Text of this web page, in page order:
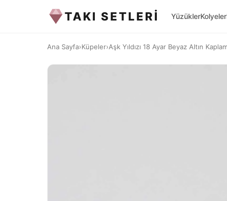
TAKI SETLERİ YüzüklerKolyeler
Ana Sayfa›Küpeler›Aşk Yıldızı 18 Ayar Beyaz Altın